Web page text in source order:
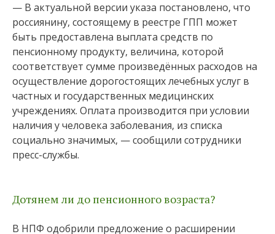
— В актуальной версии указа постановлено, что
россиянину, состоящему в реестре ГПП может
быть предоставлена выплата средств по
пенсионному продукту, величина, которой
соответствует сумме произведённых расходов на
осуществление дорогостоящих лечебных услуг в
частных и государственных медицинских
учреждениях. Оплата производится при условии
наличия у человека заболевания, из списка
социально значимых, — сообщили сотрудники
пресс-службы.
Дотянем ли до пенсионного возраста?
В НПФ одобрили предложение о расширении